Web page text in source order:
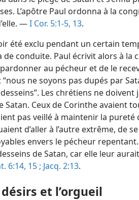
L’apôtre Paul ordonna à la
—I Cor. 5:1-5, 13.
été exclu pendant un certain
conduite. Paul écrivit alors à la
au pécheur et de le
ne soyons pas dupés par
Les chrétiens ne
Satan. Ceux de Corinthe avaient
pas veillé à maintenir la
d’aller à l’autre extrême, de
envers le pécheur
de Satan, car elle leur
6:14, 15 ; Jacq. 2:13.
et l’orgueil